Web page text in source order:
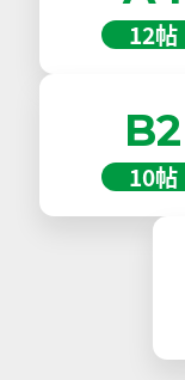
12帖
B2
10帖